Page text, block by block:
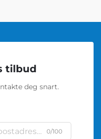
tilbud
deg snart.
0/100